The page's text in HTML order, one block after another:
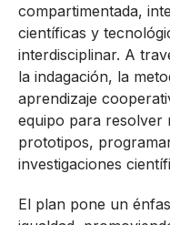
compartimentada,
científicas y
interdisciplinar. A
la indagación, la
aprendizaje
equipo para resolver
prototipos,
investigaciones
El plan pone un